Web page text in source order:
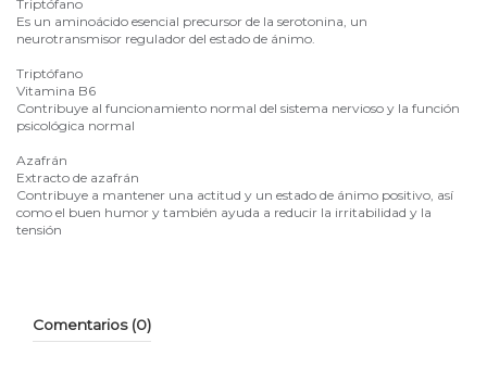
Triptófano
Es un aminoácido esencial precursor de la serotonina, un
neurotransmisor regulador del estado de ánimo.
Triptófano
Vitamina B6
Contribuye al funcionamiento normal del sistema nervioso y la función
psicológica normal
Azafrán
Extracto de azafrán
Contribuye a mantener una actitud y un estado de ánimo positivo, así
como el buen humor y también ayuda a reducir la irritabilidad y la
tensión
Comentarios (0)